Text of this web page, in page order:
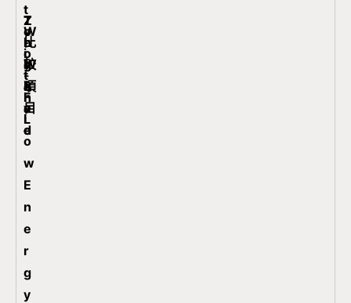
比
較
項
目
W
i
-
F
i
Z
-
W
a
v
e
Z
i
g
B
e
e
T
h
r
e
a
d
t
o
o
t
h
L
o
w
E
n
e
r
g
y